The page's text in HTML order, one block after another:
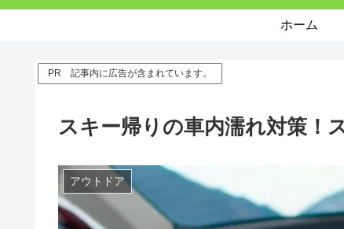
ホーム
PR 記事内に広告が含まれています。
スキー帰りの車内濡れ対策！
アウトドア